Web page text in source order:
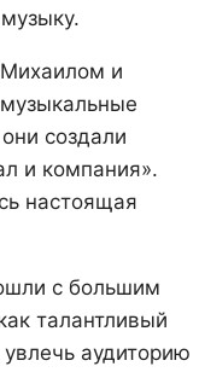
и
создали
и компания».
настоящая
с большим
талантливый
аудиторию